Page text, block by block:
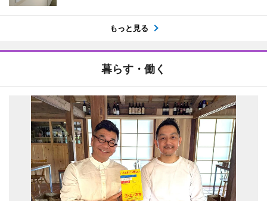
もっと見る
暮らす・働く